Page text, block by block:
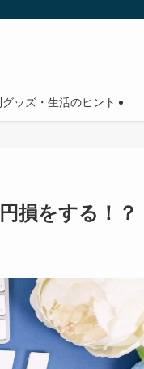
ッズ・生活のヒント
損をする！？